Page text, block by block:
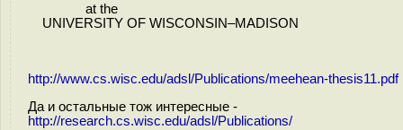
at the
UNIVERSITY OF WISCONSIN–MADISON
http://www.cs.wisc.edu/adsl/Publications/meehean-thesis11.pdf
Да и остальные тож интересные -
http://research.cs.wisc.edu/adsl/Publications/